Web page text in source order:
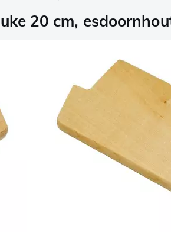
20 cm,